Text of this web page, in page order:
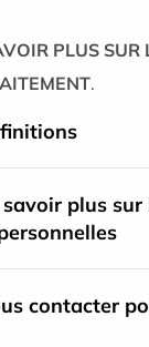
PLUS SUR
.
plus
contacter